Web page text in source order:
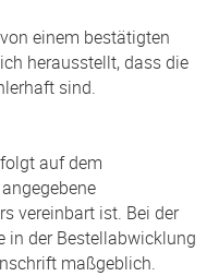
einem bestätigten
herausstellt, dass die
sind.
auf dem
vereinbart ist. Bei der
in der Bestellabwicklung
maßgeblich.